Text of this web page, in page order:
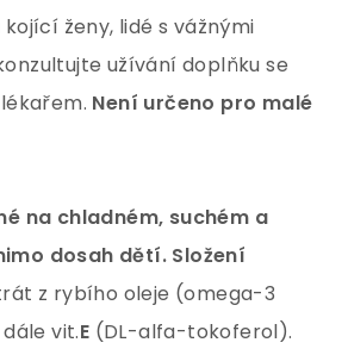
ženy, lidé s vážnými
užívání doplňku se
Není určeno pro malé
na chladném, suchém a
dosah dětí. Složení
z rybího oleje (omega-3
vit.E (DL-alfa-tokoferol).